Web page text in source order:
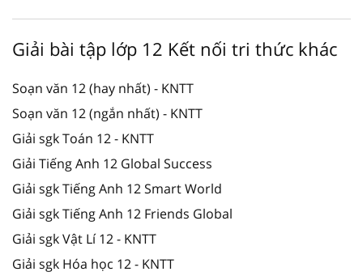
Giải bài tập lớp 12 Kết nối tri thức khác
Soạn văn 12 (hay nhất) - KNTT
Soạn văn 12 (ngắn nhất) - KNTT
Giải sgk Toán 12 - KNTT
Giải Tiếng Anh 12 Global Success
Giải sgk Tiếng Anh 12 Smart World
Giải sgk Tiếng Anh 12 Friends Global
Giải sgk Vật Lí 12 - KNTT
Giải sgk Hóa học 12 - KNTT